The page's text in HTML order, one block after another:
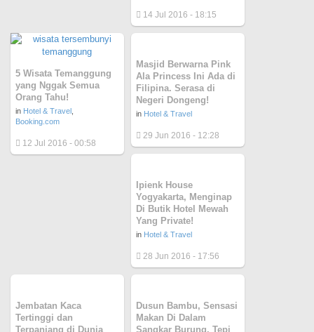
14 Jul 2016 - 18:15
5 Wisata Temanggung
yang Nggak Semua
Orang Tahu!
in Hotel & Travel
Booking.com
12 Jul 2016 - 00:58
Masjid Berwarna Pink
Ala Princess Ini Ada di
Filipina. Serasa di
Negeri Dongeng!
in Hotel & Travel
29 Jun 2016 - 12:28
Ipienk House
Yogyakarta, Menginap
Di Butik Hotel Mewah
Yang Private!
in Hotel & Travel
28 Jun 2016 - 17:56
Jembatan Kaca
Tertinggi dan
Terpanjang di Dunia
Dusun Bambu, Sensasi
Makan Di Dalam
Sangkar Burung, Tepi